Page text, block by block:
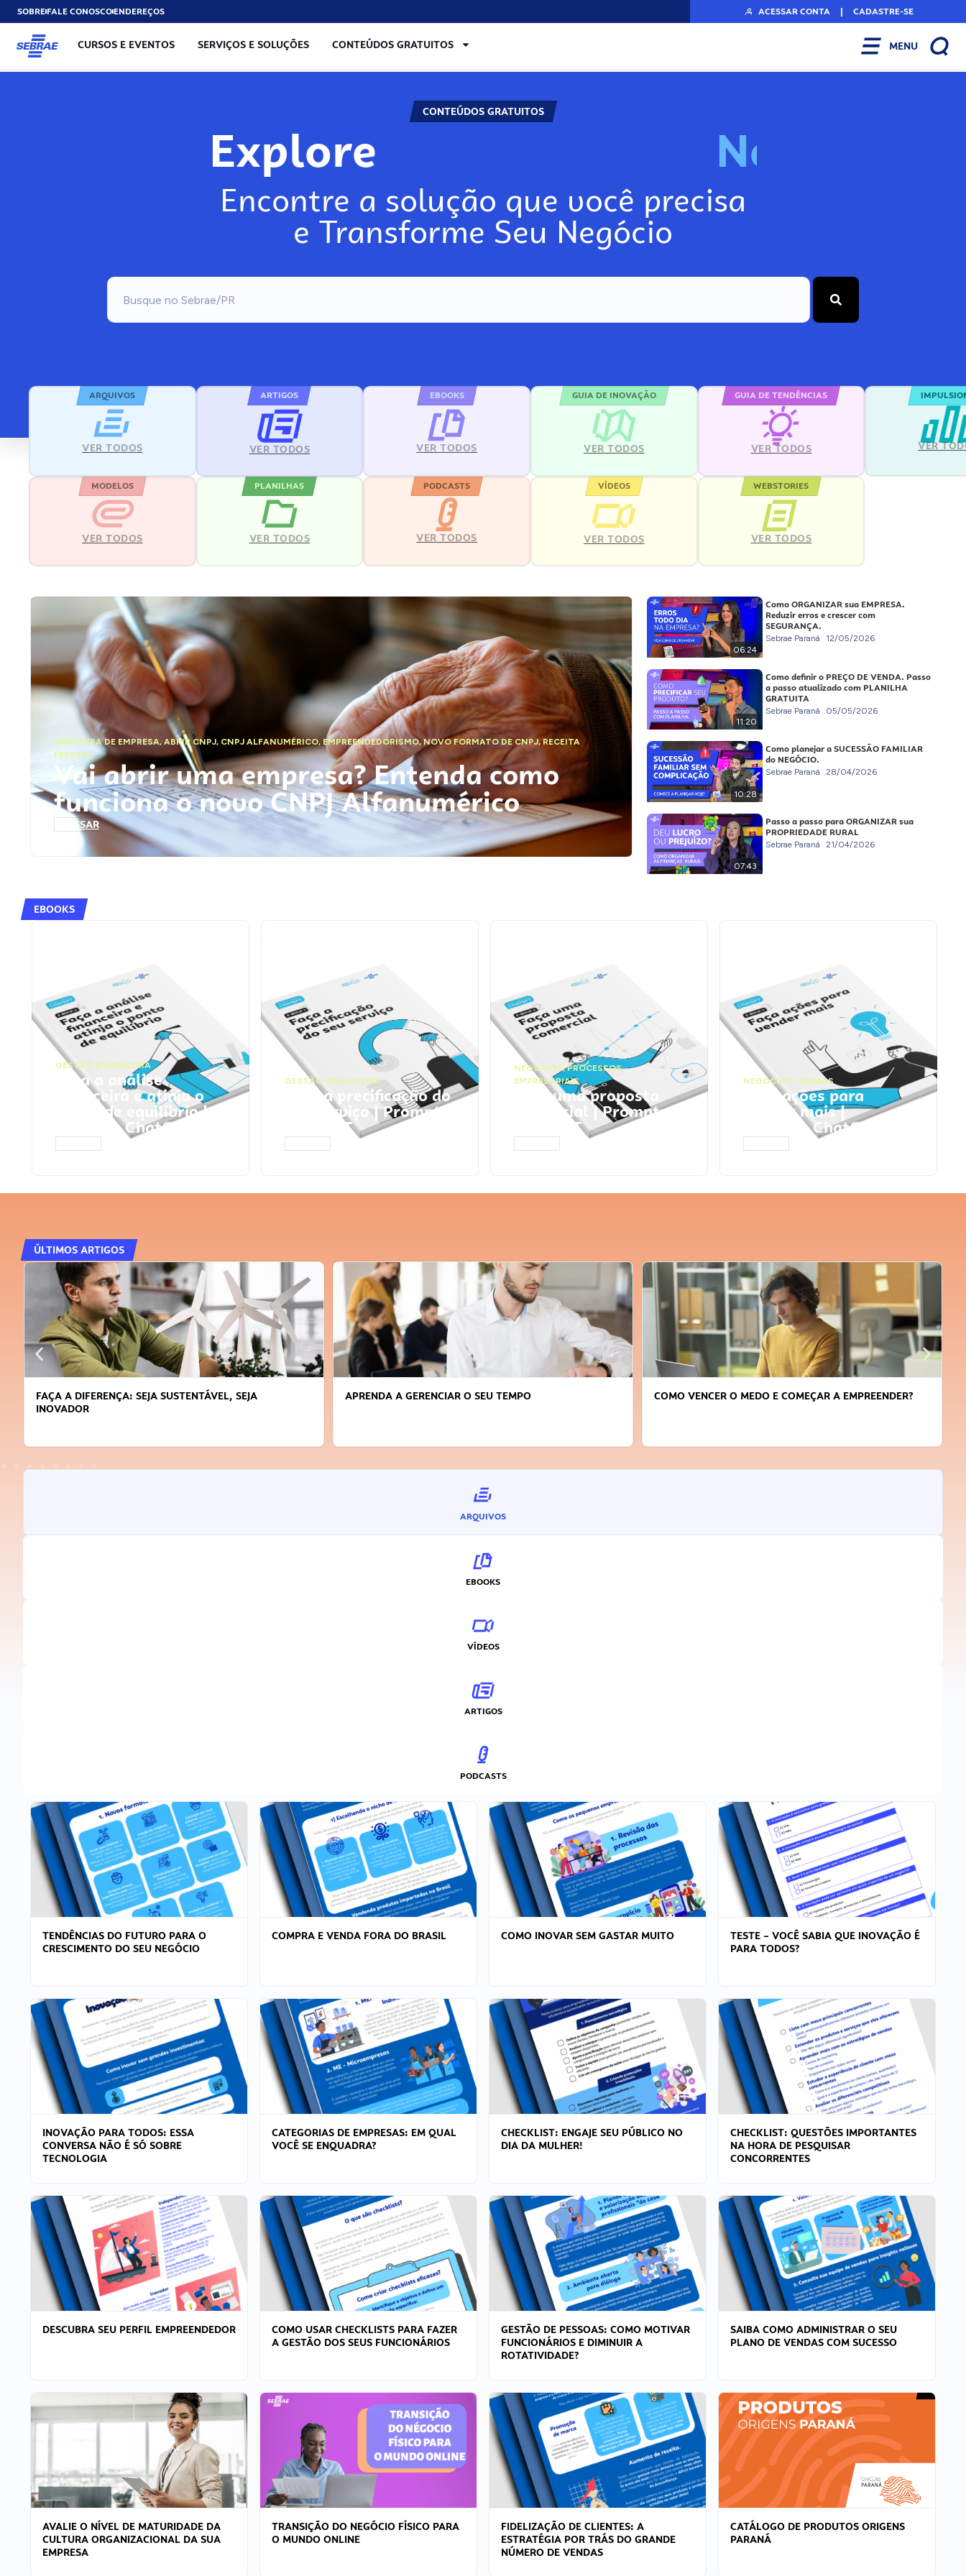
SOBREFALE CONOSCOENDEREÇOS ACESSAR CONTA | CADASTRE-SE
CURSOS E EVENTOS SERVIÇOS E SOLUÇÕES CONTEÚDOS GRATUITOS MENU
CONTEÚDOS GRATUITOS
Explore oss
Encontre a solução que você precisa
e Transforme Seu Negócio
ARQUIVOS
VER TODOS
ARTIGOS
VER TODOS
EBOOKS
VER TODOS
GUIA DE INOVAÇÃO
VER TODOS
GUIA DE TENDÊNCIAS
VER TODOS VER
MODELOS
VER TODOS
PLANILHAS
VER TODOS
PODCASTS
VER TODOS
VÍDEOS
VER TODOS
WEBSTORIES
VER TODOS
ABERTURA DE EMPRESA,ABRIR CNPJ, CNPJ ALFANUMÉRICO, EMPREENDEDORISMO,NOVO FORMATO DE CNPJ,RECEITA
FEDERAL
Vai abrir uma empresa? Entenda como
funciona o novo CNPJ Alfanumérico
ACESSAR
06:24
Como ORGANIZAR sua EMPRESA.
Reduzir erros e crescer com
SEGURANÇA.
Sebrae Paraná 12/05/2026
11:20
Como definir o PREÇO DE VENDA. Passo
a passo atualizado com PLANILHA
GRATUITA
Sebrae Paraná 05/05/2026
10:28
Como planejar a SUCESSÃO FAMILIAR
do NEGÓCIO.
Sebrae Paraná 28/04/2026
07:43
Passo a passo para ORGANIZAR sua
PROPRIEDADE RURAL
Sebrae Paraná 21/04/2026
EBOOKS
GESTÃO FINANCEIRA
Faça a análise
financeira e atinja o
ponto de equilíbrio |
Prompts ChatGPT
GESTÃO FINANCEIRA
Faça a precificação do
seu serviço | Prompts
ChatGPT
NEGÓCIOS,PROCESSOS
EMPRESARIAIS
Faça uma proposta
comercial | Prompts
ChatGPT
NEGÓCIOS, VENDAS
Faça ações para
vender mais |
Prompts ChatGPT
ÚLTIMOS ARTIGOS
FAÇA A DIFERENÇA: SEJA SUSTENTÁVEL, SEJA
INOVADOR
APRENDA A GERENCIAR O SEU TEMPO COMO VENCER O MEDO E COMEÇAR A EMPREENDER?
ARQUIVOS
EBOOKS
VÍDEOS
ARTIGOS
PODCASTS
TENDÊNCIAS DO FUTURO PARA O
CRESCIMENTO DO SEU NEGÓCIO
COMPRA E VENDA FORA DO BRASIL COMO INOVAR SEM GASTAR MUITO
TESTE – VOCÊ SABIA QUE INOVAÇÃO É
PARA TODOS?
INOVAÇÃO PARA TODOS: ESSA
CONVERSA NÃO É SÓ SOBRE
TECNOLOGIA
CATEGORIAS DE EMPRESAS: EM QUAL
VOCÊ SE ENQUADRA?
CHECKLIST: ENGAJE SEU PÚBLICO NO
DIA DA MULHER!
CHECKLIST: QUESTÕES IMPORTANTES
NA HORA DE PESQUISAR
CONCORRENTES
DESCUBRA SEU PERFIL EMPREENDEDOR
COMO USAR CHECKLISTS PARA FAZER
A GESTÃO DOS SEUS FUNCIONÁRIOS
GESTÃO DE PESSOAS: COMO MOTIVAR
FUNCIONÁRIOS E DIMINUIR A
ROTATIVIDADE?
SAIBA COMO ADMINISTRAR O SEU
PLANO DE VENDAS COM SUCESSO
AVALIE O NÍVEL DE MATURIDADE DA
CULTURA ORGANIZACIONAL DA SUA
EMPRESA
TRANSIÇÃO DO NEGÓCIO FÍSICO PARA
O MUNDO ONLINE
FIDELIZAÇÃO DE CLIENTES: A
ESTRATÉGIA POR TRÁS DO GRANDE
NÚMERO DE VENDAS
CATÁLOGO DE PRODUTOS ORIGENS
PARANÁ